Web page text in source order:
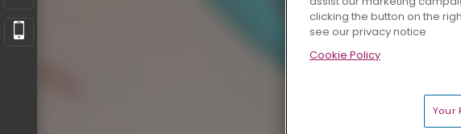
clicking the button on the
see our privacy notice
Cookie Policy
Your